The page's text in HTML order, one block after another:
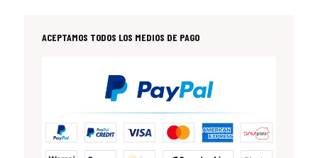
ACEPTAMOS TODOS LOS MEDIOS DE PAGO